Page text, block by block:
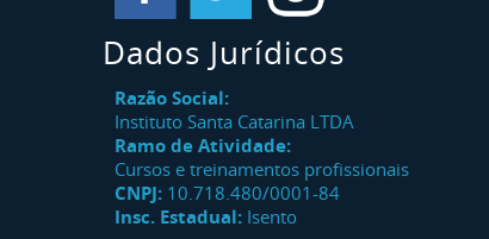
Dados Jurídicos
Razão Social:
Instituto Santa Catarina LTDA
Ramo de Atividade:
Cursos e treinamentos profissionais
CNPJ: 10.718.480/0001-84
Insc. Estadual: Isento